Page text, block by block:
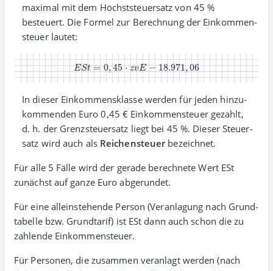
maximal mit dem Höchst­steuer­satz von 45 %
besteuert. Die Formel zur Berechnung der Einkommen­
steuer lautet:
ESt=0,45⋅zvE−18.971,06
In dieser Einkommens­klasse werden für jeden hinzu­
kommenden Euro 0,45 € Einkommen­steuer gezahlt,
d. h. der Grenz­steuer­satz liegt bei 45 %. Dieser Steuer­
satz wird auch als Reichen­steuerbezeichnet.
Für alle 5 Fälle wird der gerade berechnete Wert ESt
zunächst auf ganze Euro abge­rundet.
Für eine allein­stehende Person (Veran­lagung nach Grund­
tabelle bzw. Grund­tarif) ist ESt dann auch schon die zu
zahlende Einkommen­steuer.
Für Personen, die zusammen veranlagt werden (nach